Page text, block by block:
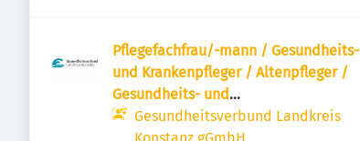
Pflegefachfrau/-mann / Gesundheits-
und Krankenpfleger / Altenpfleger /
Gesundheits- und
Kinderkrankenpfleger (m/w/d)
Gesundheitsverbund Landkreis